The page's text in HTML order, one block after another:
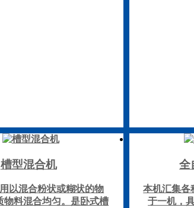
槽型混合机
以混合粉状或糊状的物
物料混合均匀。是卧式槽
全
本机汇集各
于一机，